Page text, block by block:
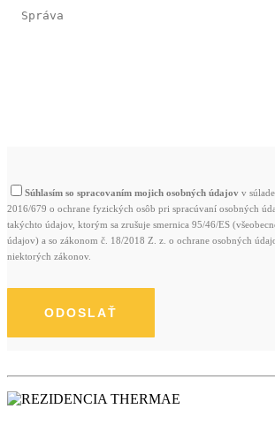
Súhlasím so spracovaním mojich osobných údajov v
2016/679 o ochrane fyzických osôb pri spracúvaní osobných
takýchto údajov, ktorým sa zrušuje smernica 95/46/ES
údajov) a so zákonom č. 18/2018 Z. z. o ochrane osobných
niektorých zákonov.